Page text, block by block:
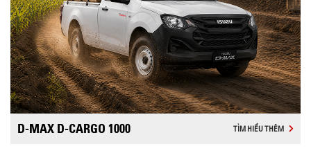
D-MAX D-CARGO 1000 TÌM HIỂU THÊM